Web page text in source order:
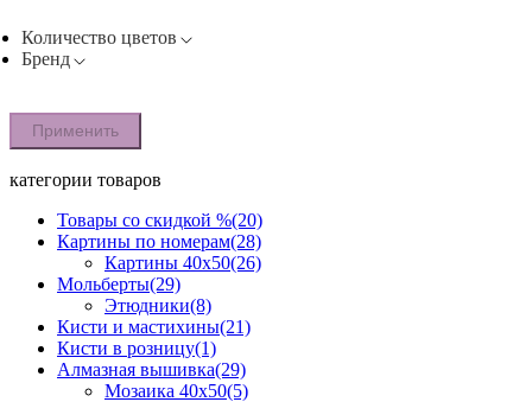
Количество цветов
Бренд
Применить
категории товаров
Товары со скидкой %(20)
Картины по номерам(28)
Картины 40x50(26)
Мольберты(29)
Этюдники(8)
Кисти и мастихины(21)
Кисти в розницу(1)
Алмазная вышивка(29)
Мозаика 40x50(5)